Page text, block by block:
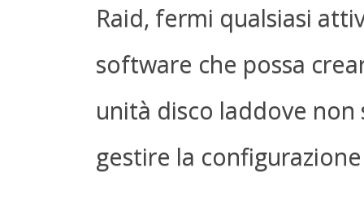
Raid, fermi qualsiasi
software che possa
unità disco laddove
gestire la